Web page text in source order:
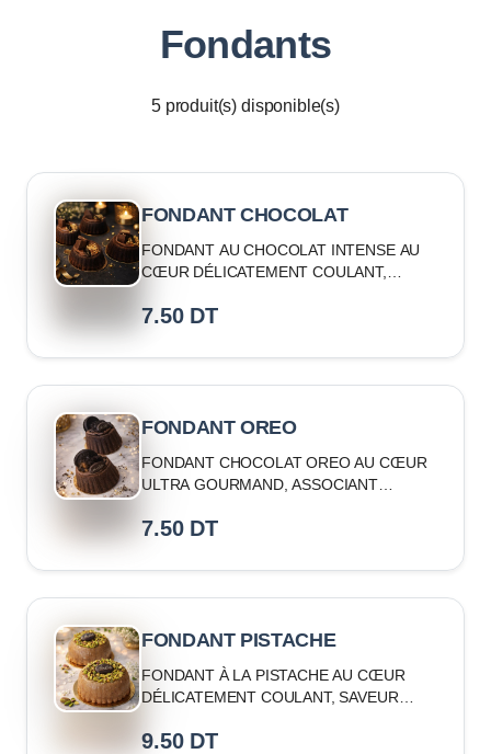
Fondants
5 produit(s) disponible(s)
FONDANT CHOCOLAT
FONDANT AU CHOCOLAT INTENSE AU
CŒUR DÉLICATEMENT COULANT,
CACAO
7.50 DT
FONDANT OREO
FONDANT CHOCOLAT OREO AU CŒUR
ULTRA GOURMAND, ASSOCIANT
7.50 DT
FONDANT PISTACHE
FONDANT À LA PISTACHE AU CŒUR
DÉLICATEMENT COULANT, SAVEUR
9.50 DT